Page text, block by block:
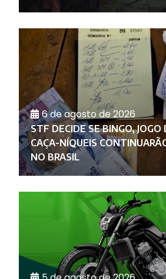
6 de agosto de 2026
STF DECIDE SE BINGO, JOGO
CAÇA-NÍQUEIS
NO BRASIL